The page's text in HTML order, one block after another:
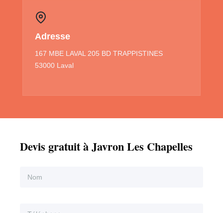
Adresse
167 MBE LAVAL 205 BD TRAPPISTINES
53000 Laval
Devis gratuit à Javron Les Chapelles